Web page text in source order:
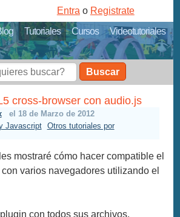
Tutoriales Cursos
Videotutoriales
Entra o Registrate
Buscar
cross-browser con audio.js
el 18 de Marzo de 2012
Javascript
Otros tutoriales por
mostraré cómo hacer compatible el
con varios navegadores utilizando el
con todos sus archivos,